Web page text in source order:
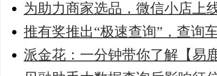
为助力商家选品，微信小店上
推有奖推出“极速查询”，查询
派金花：一分钟带你了解【易